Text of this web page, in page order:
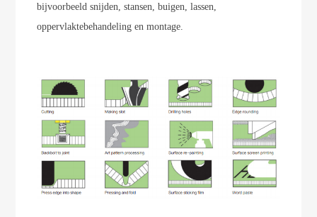
bijvoorbeeld snijden, stansen, buigen, lassen,
oppervlaktebehandeling en montage.